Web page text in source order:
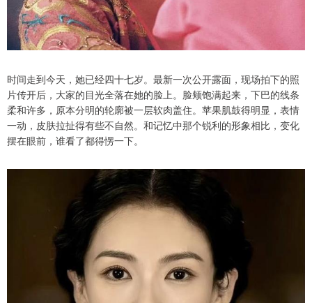
时间走到今天，她已经四十七岁。最新一次公开露面，现场拍下的照
片传开后，大家的目光全落在她的脸上。脸颊饱满起来，下巴的线条
柔和许多，原本分明的轮廓被一层软肉盖住。苹果肌鼓得明显，表情
一动，皮肤拉扯得有些不自然。和记忆中那个锐利的形象相比，变化
摆在眼前，谁看了都得愣一下。